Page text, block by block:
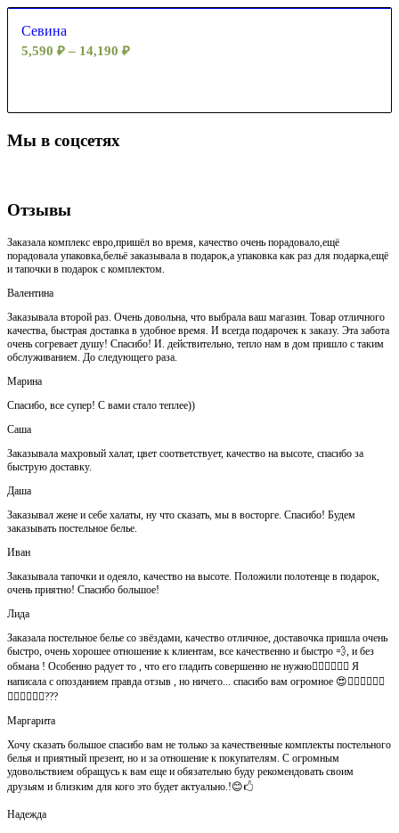
Севина
5,590 ₽ – 14,190 ₽
Мы в соцсетях
Отзывы
Заказала комплекс евро,пришёл во время, качество очень порадовало,ещё
порадовала упаковка,бельё заказывала в подарок,а упаковка как раз для подарка,ещё
и тапочки в подарок с комплектом.
Валентина
Заказывала второй раз. Очень довольна, что выбрала ваш магазин. Товар отличного
качества, быстрая доставка в удобное время. И всегда подарочек к заказу. Эта забота
очень согревает душу! Спасибо! И. действительно, тепло нам в дом пришло с таким
обслуживанием. До следующего раза.
Марина
Спасибо, все супер! С вами стало теплее))
Саша
Заказывала махровый халат, цвет соответствует, качество на высоте, спасибо за
быструю доставку.
Даша
Заказывал жене и себе халаты, ну что сказать, мы в восторге. Спасибо! Будем
заказывать постельное белье.
Иван
Заказывала тапочки и одеяло, качество на высоте. Положили полотенце в подарок,
очень приятно! Спасибо большое!
Лида
Заказала постельное белье со звёздами, качество отличное, доставочка пришла очень
быстро, очень хорошее отношение к клиентам, все качественно и быстро 💨, и без
обмана ! Особенно радует то , что его гладить совершенно не нужно👍🏻👍🏻🙈😄 Я
написала с опозданием правда отзыв , но ничего... спасибо вам огромное 😍👍🏻👍🏻👏🏻
👌🏻👌🏻👌🏻???
Маргарита
Хочу сказать большое спасибо вам не только за качественные комплекты постельного
белья и приятный презент, но и за отношение к покупателям. С огромным
удовольствием обращусь к вам еще и обязательно буду рекомендовать своим
друзьям и близким для кого это будет актуально.!😊🖒
Надежда